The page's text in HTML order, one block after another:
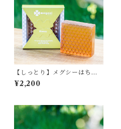
【しっとり】メグシーはちみ
つ【石鹸、石けん、せっけ
ん】
¥2,200